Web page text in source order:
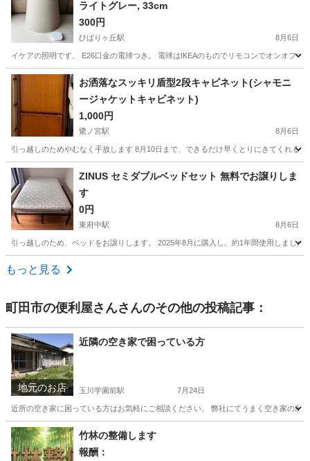
ライトグレー, 33cm
300円
ひばりヶ丘駅 8月6日
イケアの照明です。 E26口金の電球つき。 電球はIKEAのものでリモコンでオンオフ
東京 西東京市 ひばりヶ丘駅 照明器具
お洒落なスッキリ盾型2段キャビネット(シャモニ
ージャケットキャビネット)
1,000円
鷺ノ宮駅 8月6日
引っ越しのためやむなく手放します 8月10日まで、できるだけ早くとりにきてくれる
東京 杉並区 鷺ノ宮駅 収納家具
ZINUS セミダブルベッドセット 無料でお譲りしま
す
0円
東府中駅 8月6日
引っ越しのため、ベッドをお譲りします。 2025年8月に購入し、約1年間使用しまし
東京 府中市
もっと見る
町田市の便利屋さんさんのその他の投稿記事：
地元のお店
近隣の空き家で困っている方
玉川学園前駅 7月24日
近所の空き家に困っている方はお気軽にご相談ください。 弊社にてうまく空き家の
東京 町田市 玉川学園前駅 便利屋
竹林の整備します
報酬：